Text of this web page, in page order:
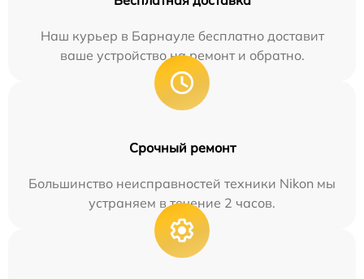
Наш курьер в Барнауле бесплатно доставит
ваше устройство на ремонт и обратно.
Срочный ремонт
Большинство неисправностей техники Nikon мы
устраняем в течение 2 часов.